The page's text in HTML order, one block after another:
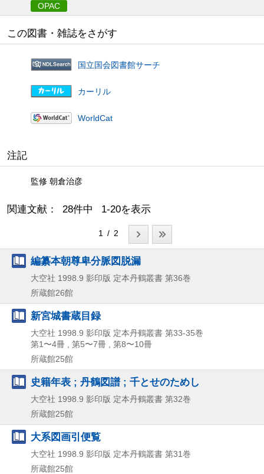
OPAC
この図書・雑誌をさがす
国立国会図書館サーチ
カーリル
WorldCat
注記
監修 朝倉治彦
関連文献： 28件中 1-20を表示
1 / 2
編纂本朝尊卑分脈図脱漏
大空社 1998.9 影印版 定本丹鶴叢書 第36巻
所蔵館26館
新宮城書蔵目録
大空社 1998.9 影印版 定本丹鶴叢書 第33-35巻
第1〜4冊 , 第5〜7冊 , 第8〜10冊
所蔵館25館
史籍年表 ; 丹鶴図譜 ; 千とせのためし
大空社 1998.9 影印版 定本丹鶴叢書 第32巻
所蔵館25館
大系図画引便覧
大空社 1998.9 影印版 定本丹鶴叢書 第31巻
所蔵館25館